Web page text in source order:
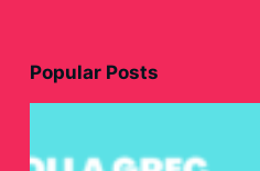
Popular Posts